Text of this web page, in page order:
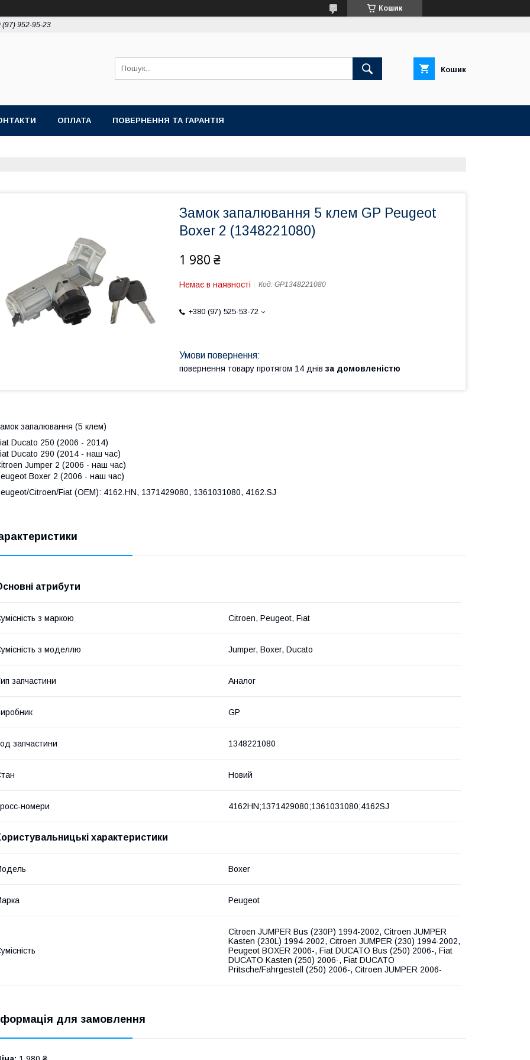
Кошик
(97) 952-95-23
Кошик
ОПЛАТА ПОВЕРНЕННЯ ТА ГАРАНТІЯ
Замок запалювання 5 клем GP Peugeot
Boxer 2 (1348221080)
1 980 ₴
Немає в наявності Код: GP1348221080
+380 (97) 525-53-72
повернення товару протягом 14 днів за домовленістю
запалювання (5 клем)
Ducato 250 (2006 - 2014)
Ducato 290 (2014 - наш час)
Jumper 2 (2006 - наш час)
Boxer 2 (2006 - наш час)
Citroen/Fiat (OEM): 4162.HN, 1371429080, 1361031080, 4162.SJ
атрибути
з маркою Citroen, Peugeot, Fiat
з моделлю Jumper, Boxer, Ducato
запчастини Аналог
GP
запчастини 1348221080
Новий
номери 4162HN;1371429080;1361031080;4162SJ
характеристики
Boxer
Peugeot
Citroen JUMPER Bus (230P) 1994-2002, Citroen JUMPER
Kasten (230L) 1994-2002, Citroen JUMPER (230) 1994-2002,
Peugeot BOXER 2006-, Fiat DUCATO Bus (250) 2006-, Fiat
DUCATO Kasten (250) 2006-, Fiat DUCATO
Pritsche/Fahrgestell (250) 2006-, Citroen JUMPER 2006-
для замовлення